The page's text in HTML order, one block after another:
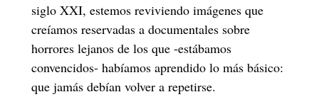
siglo XXI, estemos reviviendo imágenes que
creíamos reservadas a documentales sobre
horrores lejanos de los que -estábamos
convencidos- habíamos aprendido lo más básico:
que jamás debían volver a repetirse.